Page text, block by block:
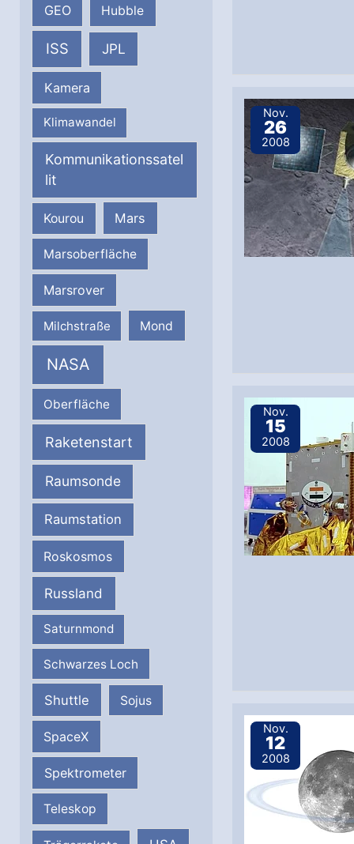
GEO Hubble
ISS JPL
Kamera
Klimawandel
Kommunikationssatel
lit
Kourou Mars
Marsoberfläche
Marsrover
Milchstraße Mond
NASA
Oberfläche
Raketenstart
Raumsonde
Raumstation
Roskosmos
Russland
Saturnmond
Schwarzes Loch
Shuttle Sojus
SpaceX
Spektrometer
Teleskop
Nov.
26
2008
Nov.
15
2008
Nov.
12
2008